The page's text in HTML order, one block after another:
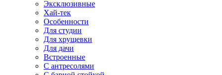
Эксклюзивные
Хай-тек
Особенности
Для студии
Для хрущевки
Для дачи
Встроенные
С антресолями